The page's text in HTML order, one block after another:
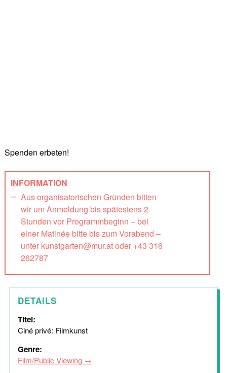
Spenden erbeten!
INFORMATION
Aus organisatorischen Gründen bitten
wir um Anmeldung bis spätestens 2
Stunden vor Programmbeginn – bei
einer Matinée bitte bis zum Vorabend –
unter kunstgarten@mur.at oder +43 316
262787
DETAILS
Titel:
Ciné privé: Filmkunst
Genre:
Film/Public Viewing